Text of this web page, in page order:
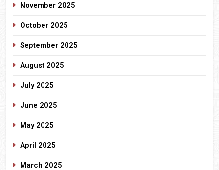
November 2025
October 2025
September 2025
August 2025
July 2025
June 2025
May 2025
April 2025
March 2025